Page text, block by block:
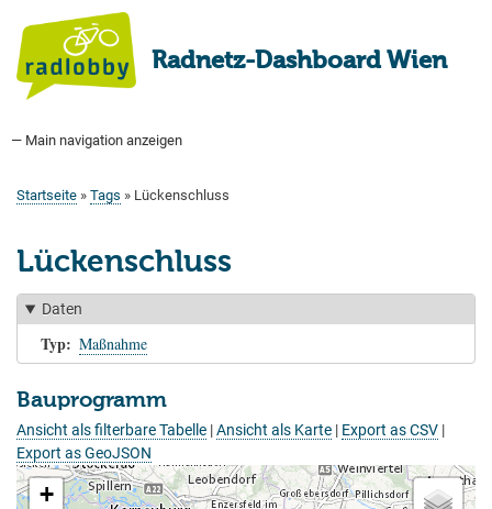
Inhalt
Radnetz-Dashboard Wien
Main
— Main navigation anzeigen
Startseite
Bauprogramm
Aktuell Geplant
Weitere Bauprojekte
Hauptradverkehrsnetz
Bezirke
Medienberichte
Tags
Über uns
Startseite Tags Lückenschluss
Lückenschluss
Daten
Typ Maßnahme
Bauprogramm
Ansicht als filterbare Tabelle |Ansicht als Karte | Export as CSV |
Export as GeoJSON
+